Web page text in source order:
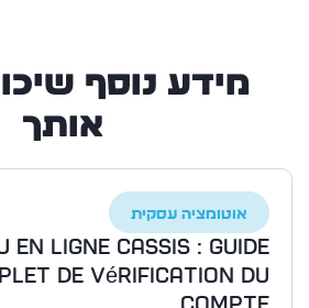
מידע נוסף
אותך
אוטומציה עסקית
en ligne Cassis : guide
de vérification du